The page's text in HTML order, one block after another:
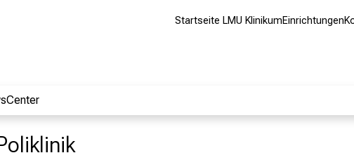
Startseite LMU KlinikumEinrichtungen